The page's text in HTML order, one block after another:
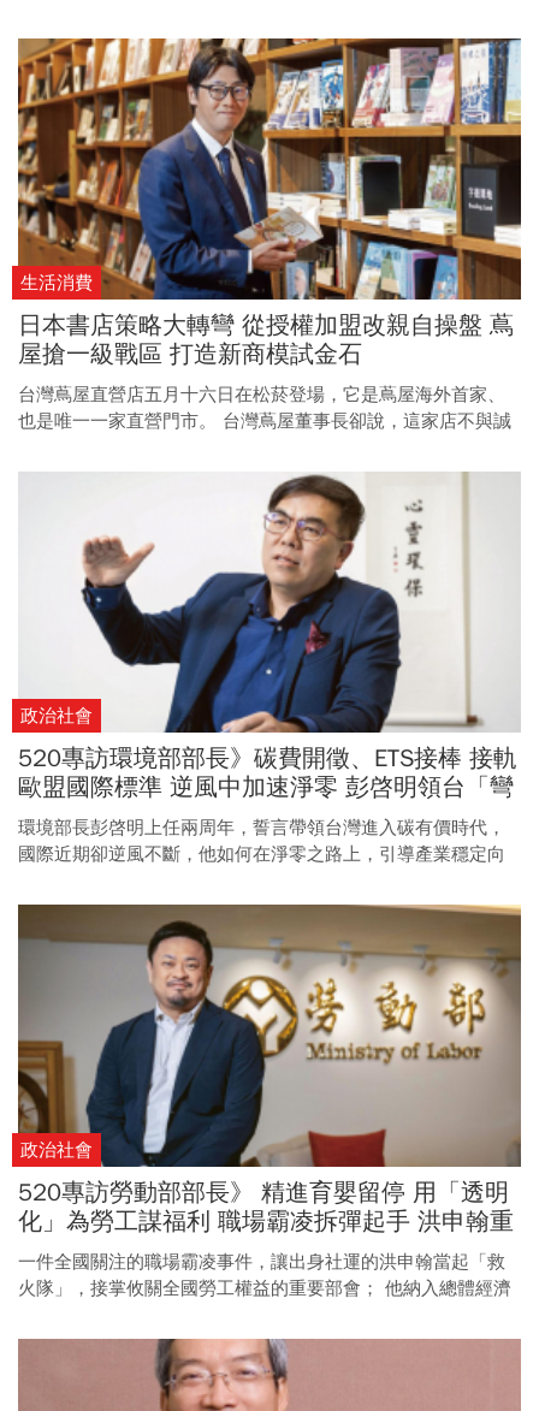
動產市場焦點。
生活消費
日本書店策略大轉彎 從授權加盟改親自操盤 蔦
屋搶一級戰區 打造新商模試金石
台灣蔦屋直營店五月十六日在松菸登場，它是蔦屋海外首家、
也是唯一一家直營門市。 台灣蔦屋董事長卻說，這家店不與誠
政治社會
520專訪環境部部長》碳費開徵、ETS接棒 接軌
歐盟國際標準 逆風中加速淨零 彭啓明領台「彎
道超車」
環境部長彭啓明上任兩周年，誓言帶領台灣進入碳有價時代，
國際近期卻逆風不斷，他如何在淨零之路上，引導產業穩定向
政治社會
520專訪勞動部部長》 精進育嬰留停 用「透明
化」為勞工謀福利 職場霸凌拆彈起手 洪申翰重
塑勞動政策
一件全國關注的職場霸凌事件，讓出身社運的洪申翰當起「救
火隊」，接掌攸關全國勞工權益的重要部會； 他納入總體經濟
千萬勞工謀福利。